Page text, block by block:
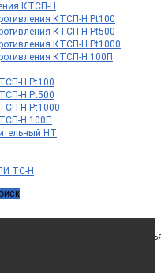
КТСП-Н
КТСП-Н Pt100
КТСП-Н Pt500
КТСП-Н Pt1000
КТСП-Н 100П
Н Pt100
Н Pt500
Н Pt1000
Н 100П
НТ
ТС-Н
обл., г. Смоленск, ул.